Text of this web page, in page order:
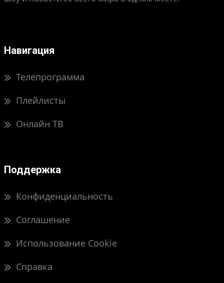
Навигация
Телепрограмма
Плейлисты
Онлайн ТВ
Поддержка
Конфиденциальность
Соглашение
Использование Cookie
Справка